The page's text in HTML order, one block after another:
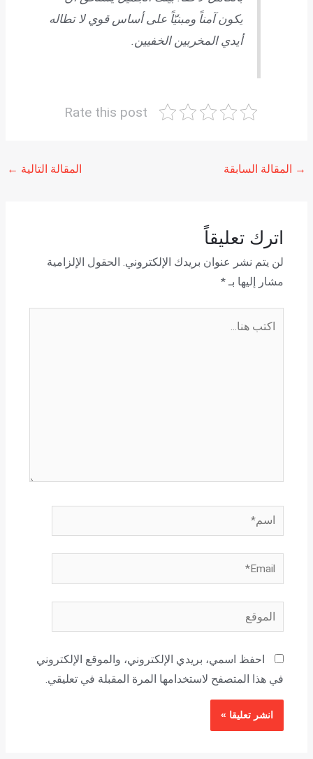
يكون آمناً ومبنيّاً على أساس قوي لا تطاله
أيدي المخربين الخفيين.
Rate this post
→ المقالة السابقة المقالة التالية ←
اترك تعليقاً
لن يتم نشر عنوان بريدك الإلكتروني. الحقول الإلزامية
مشار إليها بـ*
اسم*
Email*
الموقع
احفظ اسمي، بريدي الإلكتروني، والموقع الإلكتروني
في هذا المتصفح لاستخدامها المرة المقبلة في تعليقي.